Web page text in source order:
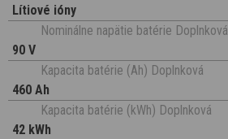
Lítiové ióny
Nominálne napätie batérie Doplnková
90 V
Kapacita batérie (Ah) Doplnková
460 Ah
Kapacita batérie (kWh) Doplnková
42 kWh